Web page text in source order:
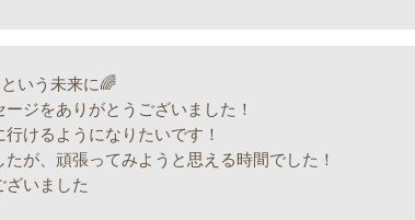
いう未来に🌈
ジをありがとうございました！
けるようになりたいです！
が、頑張ってみようと思える時間でした！
ざいました